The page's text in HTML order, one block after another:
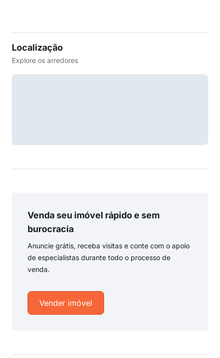
Localização
Explore os arredores
Venda seu imóvel rápido e sem
burocracia
Anuncie grátis, receba visitas e conte com o apoio
de especialistas durante todo o processo de
venda.
Vender imóvel